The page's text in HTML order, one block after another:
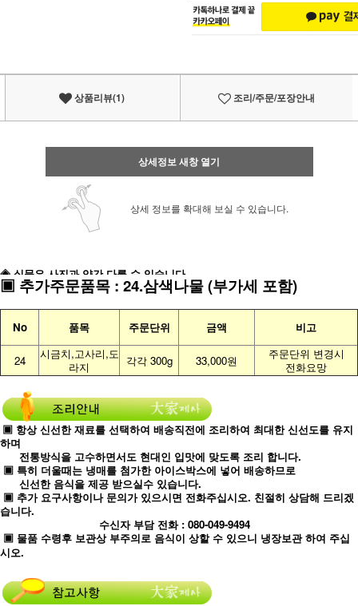
상품리뷰(1) 조리/주문/포장안내
상세정보 새창 열기
상세 정보를 확대해 보실 수 있습니다.
◈ 실물은 사진과 약간 다를 수 있습니다
▣ 추가주문품목 : 24.삼색나물(부가세 포함)
No 품목 주문단위 금액 비고
24
시금치,고사리,도
라지
각각 300g 33,000원
주문단위 변경시
전화요망
▣ 항상 신선한 재료를 선택하여 배송직전에 조리하여 최대한 신선도를 유지
하며
전통방식을 고수하면서도 현대인 입맛에 맞도록 조리 합니다.
▣ 특히 더울때는 냉매를 첨가한 아이스박스에 넣어 배송하므로
신선한 음식을 제공 받으실수 있습니다.
▣ 추가 요구사항이나 문의가 있으시면 전화주십시오. 친절히 상담해 드리겠
습니다.
수신자 부담 전화 : 080-049-9494
▣ 물품 수령후 보관상 부주의로 음식이 상할 수 있으니 냉장보관 하여 주십
시오.